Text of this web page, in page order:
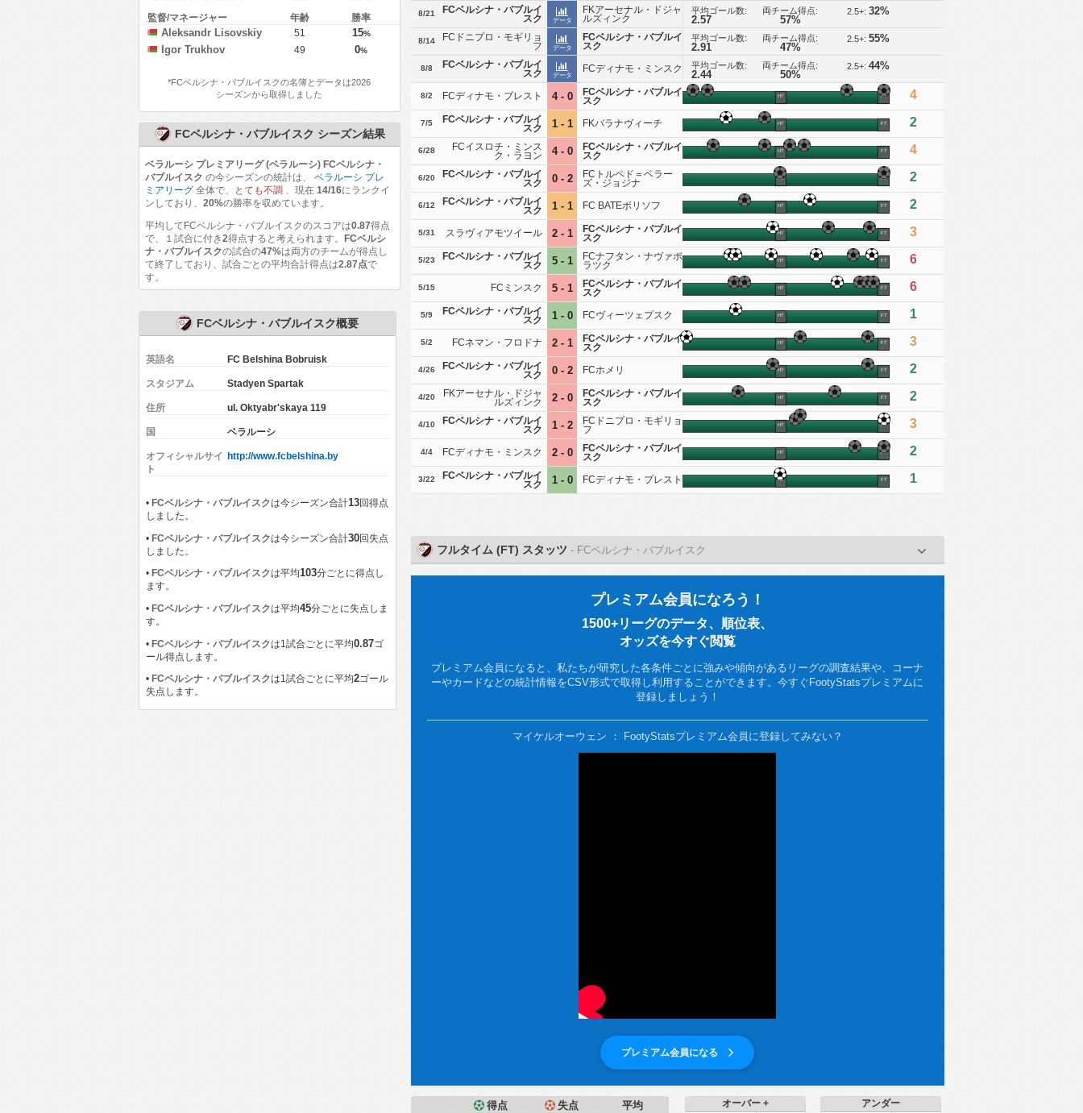
監督/マネージャー 年齢 勝率
Aleksandr Lisovskiy 51 15%
Igor Trukhov 49 0%
*FCベルシナ・バブルイスクの名簿とデータは2026
シーズンから取得しました
FCベルシナ・バブルイスク シーズン結果
ベラルーシ プレミアリーグ (ベラルーシ) FCベルシナ・
バブルイスクの今シーズンの統計は、
ベラルーシ プレ
ミアリーグ全体で、 とても不調 、現在14/16にランクイ
ンしており、20%の勝率を収めています。
平均してFCベルシナ・バブルイスクのスコアは0.87得点
で、１試合に付き2得点すると考えられます。
FCベルシ
ナ・バブルイスクの試合の47%は両方のチームが得点し
て終了しており、試合ごとの平均合計得点は2.87点で
す。
FCベルシナ・バブルイスク概要
英語名 FC Belshina Bobruisk
スタジアム Stadyen Spartak
住所 ul. Oktyabr'skaya 119
国 ベラルーシ
オフィシャルサイ
ト
http://www.fcbelshina.by
• FCベルシナ・バブルイスクは今シーズン合計13回得点
しました。
• FCベルシナ・バブルイスクは今シーズン合計30回失点
しました。
• FCベルシナ・バブルイスクは平均103分ごとに得点し
ます。
• FCベルシナ・バブルイスクは平均45分ごとに失点しま
す。
• FCベルシナ・バブルイスクは1試合ごとに平均0.87ゴ
ール得点します。
• FCベルシナ・バブルイスクは1試合ごとに平均2ゴール
失点します。
8/21
FCベルシナ・バブルイ
スク
データ
FKアーセナル・ドジャ
ルズィンク
平均ゴール数:
2.57
両チーム得点:
57%
2.5+: 32%
8/14
FCドニプロ・モギリョ
フ
データ
FCベルシナ・バブルイ
スク
平均ゴール数:
2.91
両チーム得点:
47%
2.5+: 55%
8/8
FCベルシナ・バブルイ
スク
データ
FCディナモ・ミンスク 平均ゴール数:
2.44
両チーム得点:
50%
2.5+: 44%
8/2 FCディナモ・ブレスト 4 - 0
FCベルシナ・バブルイ
スク
HT FT 4
7/5
FCベルシナ・バブルイ
スク
1 - 1 FKバラナヴィーチ HT FT 2
6/28
FCイスロチ・ミンス
ク・ラヨン
4 - 0
FCベルシナ・バブルイ
スク
HT FT 4
6/20
FCベルシナ・バブルイ
スク
0 - 2
FCトルペド＝ベラー
ズ・ジョジナ
HT FT 2
6/12
FCベルシナ・バブルイ
スク
1 - 1 FC BATEボリソフ HT FT 2
5/31 スラヴィアモツイール 2 - 1
FCベルシナ・バブルイ
スク
HT FT 3
5/23
FCベルシナ・バブルイ
スク
5 - 1
FCナフタン・ナヴァポ
ラツク
HT FT 6
5/15 FCミンスク 5 - 1
FCベルシナ・バブルイ
スク
HT FT 6
5/9
FCベルシナ・バブルイ
スク
1 - 0 FCヴィーツェプスク HT FT 1
5/2 FCネマン・フロドナ 2 - 1
FCベルシナ・バブルイ
スク
HT FT 3
4/26
FCベルシナ・バブルイ
スク
0 - 2 FCホメリ HT FT 2
4/20
FKアーセナル・ドジャ
ルズィンク
2 - 0
FCベルシナ・バブルイ
スク
HT FT 2
4/10
FCベルシナ・バブルイ
スク
1 - 2
FCドニプロ・モギリョ
フ
HT FT 3
4/4 FCディナモ・ミンスク 2 - 0
FCベルシナ・バブルイ
スク
HT FT 2
3/22
FCベルシナ・バブルイ
スク
1 - 0 FCディナモ・ブレスト HT FT 1
フルタイム (FT) スタッツ - FCベルシナ・バブルイスク
プレミアム会員になろう！
1500+リーグのデータ、順位表、
オッズを今すぐ閲覧
プレミアム会員になると、私たちが研究した各条件ごとに強みや傾向があるリーグの調査結果や、コーナ
ーやカードなどの統計情報をCSV形式で取得し利用することができます。今すぐFootyStatsプレミアムに
登録しましょう！
プレミアム会員になる
マイケルオーウェン ： FootyStatsプレミアム会員に登録してみない？
得点 失点 平均 オーバー + アンダー